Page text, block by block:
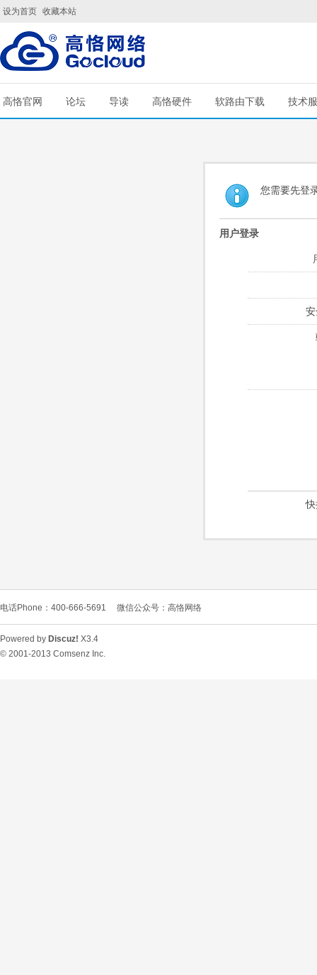
设为首页 收藏本站
高恪官网 论坛 导读 高恪硬件 软路由下载 技术
您需要先登
用户登录
电话Phone：400-666-5691 微信公众号：高恪网络
Powered by Discuz! X3.4
© 2001-2013 Comsenz Inc.